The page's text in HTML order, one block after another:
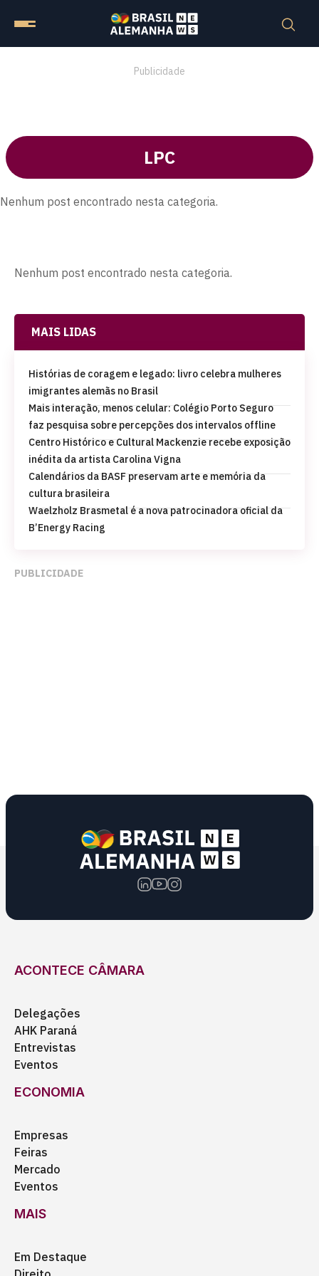
Publicidade
LPC
Nenhum post encontrado nesta categoria.
Nenhum post encontrado nesta categoria.
MAIS LIDAS
Histórias de coragem e legado: livro celebra mulheres
imigrantes alemãs no Brasil
Mais interação, menos celular: Colégio Porto Seguro
faz pesquisa sobre percepções dos intervalos offline
Centro Histórico e Cultural Mackenzie recebe exposição
inédita da artista Carolina Vigna
Calendários da BASF preservam arte e memória da
cultura brasileira
Waelzholz Brasmetal é a nova patrocinadora oficial da
B’Energy Racing
PUBLICIDADE
ACONTECE CÂMARA
Delegações
AHK Paraná
Entrevistas
Eventos
ECONOMIA
Empresas
Feiras
Mercado
Eventos
MAIS
Em Destaque